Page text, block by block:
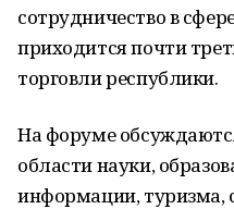
сотрудничество в
приходится почти
торговли республики.
На форуме
области науки,
информации, туризма,